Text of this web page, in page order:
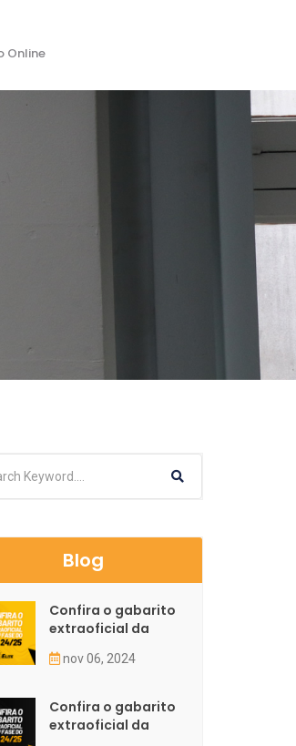
Online
Blog
Confira o gabarito
extraoficial da
nov 06, 2024
Confira o gabarito
extraoficial da